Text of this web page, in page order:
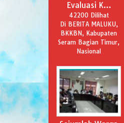
Evaluasi K…
42200 Dilihat
Di BERITA MALUKU,
BKKBN, Kabupaten
Seram Bagian Timur,
Nasional